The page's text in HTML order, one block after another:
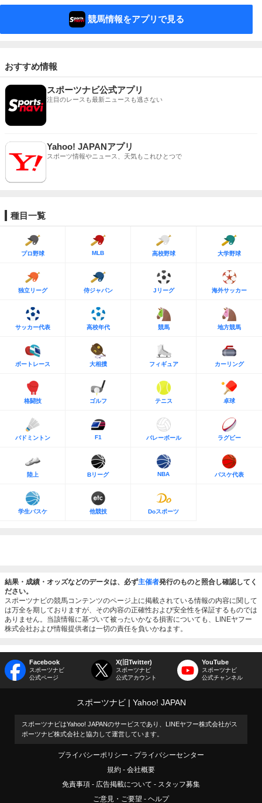
競馬情報をアプリで見る
おすすめ情報
スポーツナビ公式アプリ
注目のレースも最新ニュースも逃さない
Yahoo! JAPANアプリ
スポーツ情報やニュース、天気もこれひとつで
種目一覧
プロ野球 MLB 高校野球 大学野球
独立リーグ 侍ジャパン Jリーグ 海外サッカー
サッカー代表 高校年代 競馬 地方競馬
ボートレース 大相撲 フィギュア カーリング
格闘技 ゴルフ テニス 卓球
バドミントン F1 バレーボール ラグビー
陸上 Bリーグ NBA バスケ代表
学生バスケ 他競技 Doスポーツ
結果・成績・オッズなどのデータは、必ず主催者発行のものと照合し確認してく
ださい。
スポーツナビの競馬コンテンツのページ上に掲載されている情報の内容に関して
は万全を期しておりますが、その内容の正確性および安全性を保証するものでは
ありません。当該情報に基づいて被ったいかなる損害についても、LINEヤフー
株式会社および情報提供者は一切の責任を負いかねます。
Facebook
スポーツナビ
公式ページ
X(旧Twitter)
スポーツナビ
公式アカウント
YouTube
スポーツナビ
公式チャンネル
スポーツナビ Yahoo! JAPAN
スポーツナビはYahoo! JAPANのサービスであり、LINEヤフー株式会社がス
ポーツナビ株式会社と協力して運営しています。
プライバシーポリシー
プライバシーセンター
規約
会社概要
免責事項
広告掲載について
スタッフ募集
ご意見・ご要望
ヘルプ